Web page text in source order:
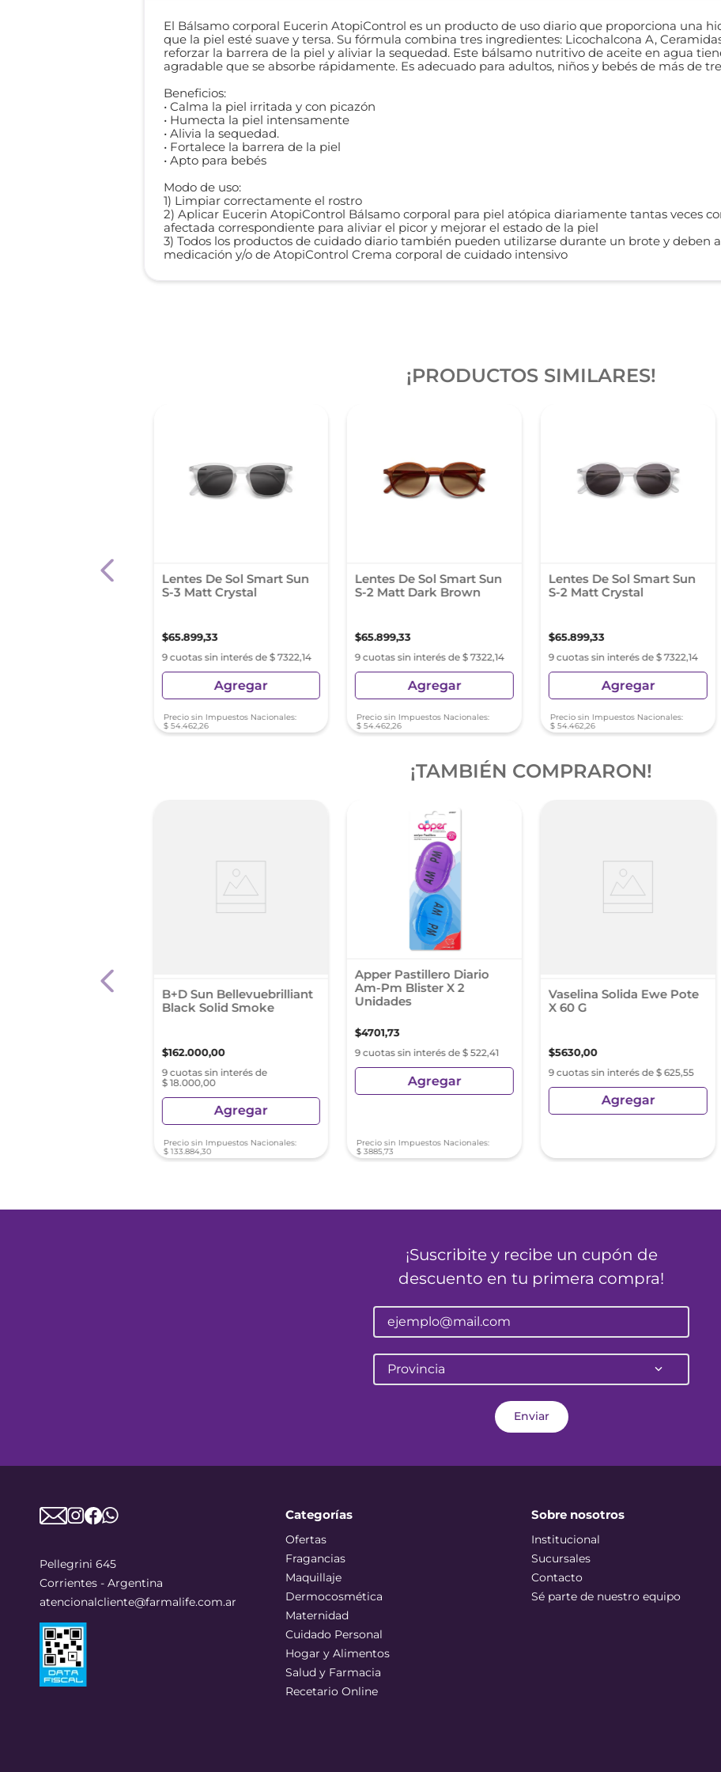
El Bálsamo corporal Eucerin AtopiControl es un producto de uso diario que proporciona una
que la piel esté suave y tersa. Su fórmula combina tres ingredientes: Licochalcona A,
reforzar la barrera de la piel y aliviar la sequedad. Este bálsamo nutritivo de aceite en agua
agradable que se absorbe rápidamente. Es adecuado para adultos, niños y bebés de más de
Beneficios:
• Calma la piel irritada y con picazón
• Humecta la piel intensamente
• Alivia la sequedad.
• Fortalece la barrera de la piel
• Apto para bebés
Modo de uso:
1) Limpiar correctamente el rostro
2) Aplicar Eucerin AtopiControl Bálsamo corporal para piel atópica diariamente tantas veces
afectada correspondiente para aliviar el picor y mejorar el estado de la piel
3) Todos los productos de cuidado diario también pueden utilizarse durante un brote y deben
medicación y/o de AtopiControl Crema corporal de cuidado intensivo
¡PRODUCTOS SIMILARES!
Etilico 96° X 1000
Lentes De Sol Smart Sun
S-3 Matt Crystal
$65.899,33
9 cuotas sin interés de $ 7322,14
Agregar
Precio sin Impuestos Nacionales:
$ 54.462,26
Lentes De Sol Smart Sun
S-2 Matt Dark Brown
$65.899,33
9 cuotas sin interés de $ 7322,14
Agregar
Precio sin Impuestos Nacionales:
$ 54.462,26
Lentes De Sol Smart Sun
S-2 Matt Crystal
$65.899,33
9 cuotas sin interés de $ 7322,14
Agregar
Precio sin Impuestos Nacionales:
$ 54.462,26
¡TAMBIÉN COMPRARON!
B+D Sun Bellevuebrilliant
Black Solid Smoke
$162.000,00
9 cuotas sin interés de
$ 18.000,00
Agregar
Precio sin Impuestos Nacionales:
$ 133.884,30
Apper Pastillero Diario
Am-Pm Blister X 2
Unidades
$4701,73
9 cuotas sin interés de $ 522,41
Agregar
Precio sin Impuestos Nacionales:
$ 3885,73
Vaselina Solida Ewe Pote
X 60 G
$5630,00
9 cuotas sin interés de $ 625,55
Agregar
¡Suscribite y recibe un cupón de
descuento en tu primera compra!
Provincia
Enviar
Pellegrini 645
Corrientes - Argentina
atencionalcliente@farmalife.com.ar
Categorías
Ofertas
Fragancias
Maquillaje
Dermocosmética
Maternidad
Cuidado Personal
Hogar y Alimentos
Salud y Farmacia
Recetario Online
Sobre nosotros
Institucional
Sucursales
Contacto
Sé parte de nuestro equipo